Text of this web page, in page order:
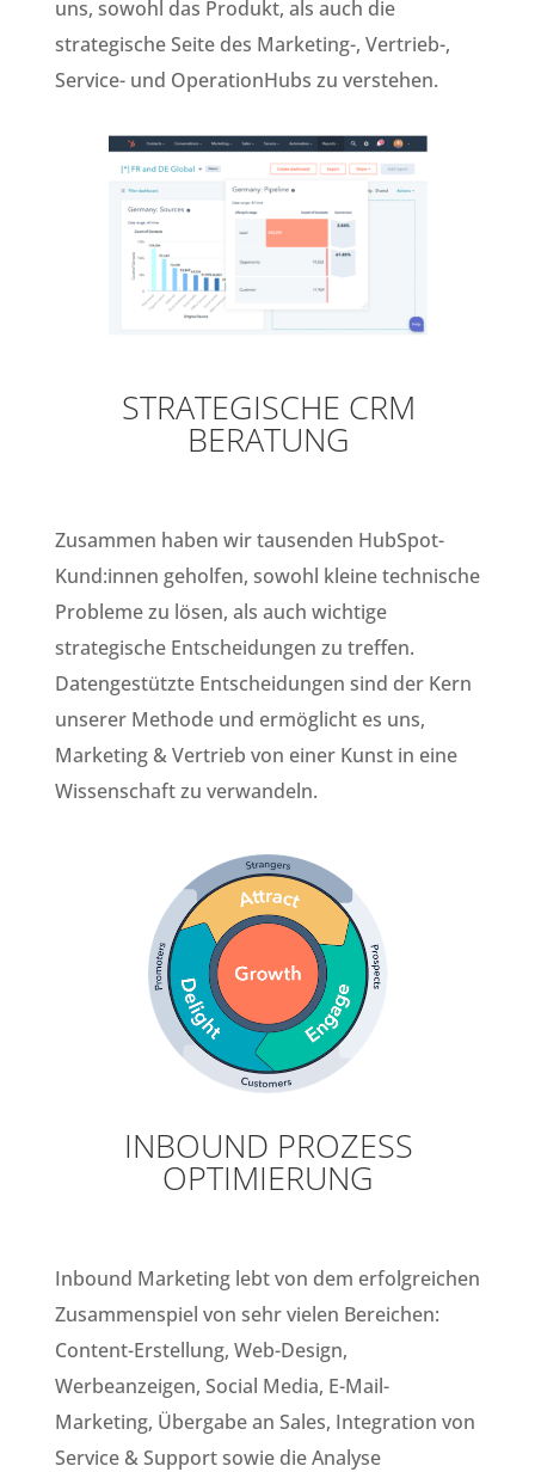
uns, sowohl das Produkt, als auch die
strategische Seite des Marketing-, Vertrieb-,
Service- und OperationHubs zu verstehen.
STRATEGISCHE CRM
BERATUNG
Zusammen haben wir tausenden HubSpot-
Kund:innen geholfen, sowohl kleine technische
Probleme zu lösen, als auch wichtige
strategische Entscheidungen zu treffen.
Datengestützte Entscheidungen sind der Kern
unserer Methode und ermöglicht es uns,
Marketing & Vertrieb von einer Kunst in eine
Wissenschaft zu verwandeln.
INBOUND PROZESS
OPTIMIERUNG
Inbound Marketing lebt von dem erfolgreichen
Zusammenspiel von sehr vielen Bereichen:
Content-Erstellung, Web-Design,
Werbeanzeigen, Social Media, E-Mail-
Marketing, Übergabe an Sales, Integration von
Service & Support sowie die Analyse